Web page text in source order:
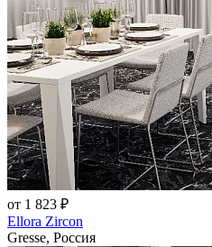
от 1 823 ₽
Ellora Zircon
Gresse, Россия